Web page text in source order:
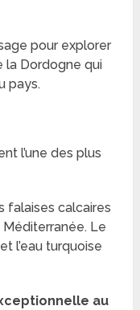
pour explorer
la Dordogne qui
pays.
l’une des plus
falaises calcaires
Le
l’eau turquoise
au